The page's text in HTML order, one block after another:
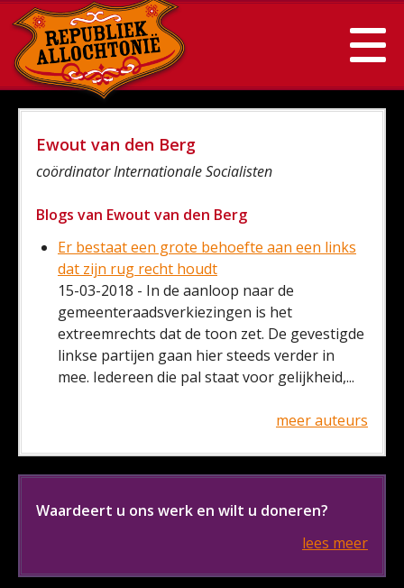
Ewout van den Berg
coördinator Internationale Socialisten
Blogs van Ewout van den Berg
Er bestaat een grote behoefte aan een links
dat zijn rug recht houdt
15-03-2018 - In de aanloop naar de
gemeenteraadsverkiezingen is het
extreemrechts dat de toon zet. De gevestigde
linkse partijen gaan hier steeds verder in
mee. Iedereen die pal staat voor gelijkheid,...
meer auteurs
Waardeert u ons werk en wilt u doneren?
lees meer